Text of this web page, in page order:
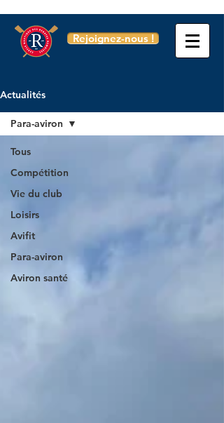
Rejoignez-nous !
Actualités
Tous
Compétition
Vie du club
Loisirs
Avifit
Para-aviron
Aviron santé
Para-aviron